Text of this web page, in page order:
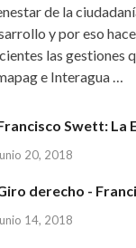
de la
y por eso
las gestiones
e Interagua …
Swett: La
20, 2018
derecho -
14, 2018